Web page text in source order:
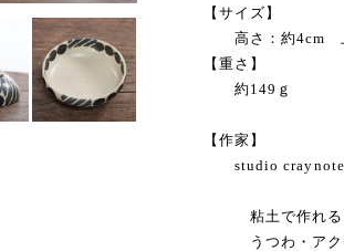
【サイズ】
高さ：約4cm 上
【重さ】
約149ｇ
【作家】
studio craynote
粘土で作れるも
うつわ・アクセ